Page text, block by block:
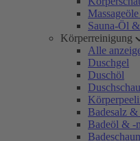
Sauna-Öl
Körperreinigung
Alle
Duschgel
Duschöl
Badesalz
Badeöl & -